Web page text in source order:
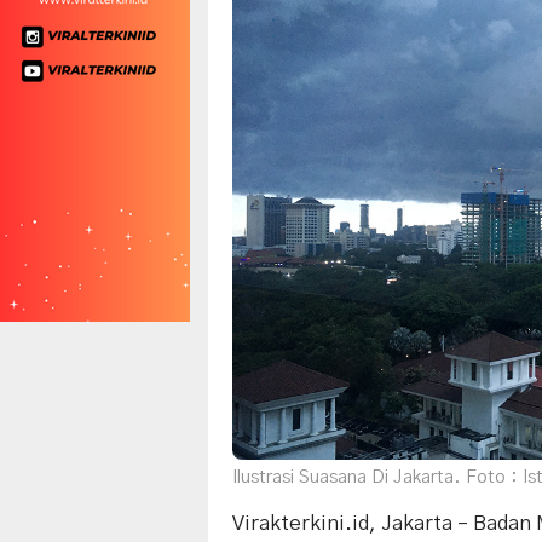
Ilustrasi Suasana Di Jakarta. Foto :
Virakterkini.id, Jakarta –